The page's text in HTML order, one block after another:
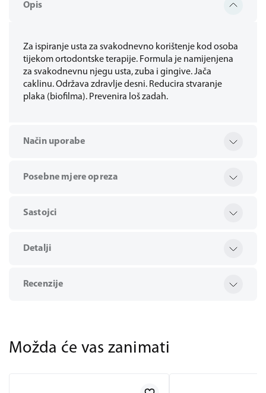
Opis
Za ispiranje usta za svakodnevno korištenje kod osoba
tijekom ortodontske terapije. Formula je namijenjena
za svakodnevnu njegu usta, zuba i gingive. Jača
caklinu. Održava zdravlje desni. Reducira stvaranje
plaka (biofilma). Prevenira loš zadah.
Način uporabe
Posebne mjere opreza
Sastojci
Detalji
Recenzije
Možda će vas zanimati